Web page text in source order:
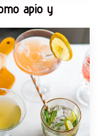
apio y